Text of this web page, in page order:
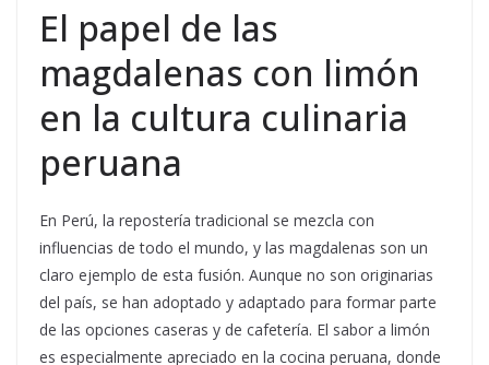
El papel de las
magdalenas con limón
en la cultura culinaria
peruana
En Perú, la repostería tradicional se mezcla con
influencias de todo el mundo, y las magdalenas son un
claro ejemplo de esta fusión. Aunque no son originarias
del país, se han adoptado y adaptado para formar parte
de las opciones caseras y de cafetería. El sabor a limón
es especialmente apreciado en la cocina peruana, donde